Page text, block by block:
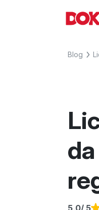
Fique
Blog
5,0/ 5